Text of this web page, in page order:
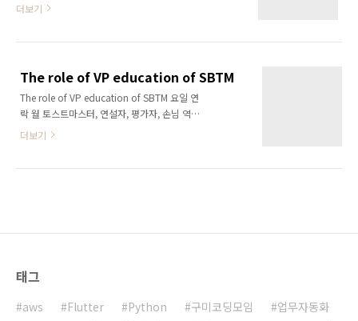
더보기
The role of VP education of SBTM
The role of VP education of SBTM 요일 연
락 월 토스트마스터, 연설자, 평가자, 손님 역할
자 화 단어 / 명언 도우미 수 목 금 토스트마스터,
더보기
태그
aws Flutter Python 구미코딩모임
업무자동화